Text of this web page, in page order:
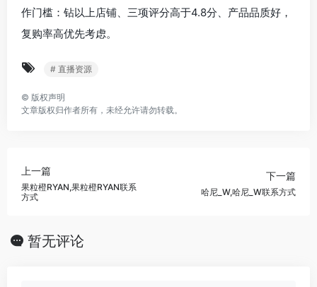
作门槛：钻以上店铺、三项评分高于4.8分、产品品质好，
复购率高优先考虑。
# 直播资源
© 版权声明
文章版权归作者所有，未经允许请勿转载。
上一篇
果粒橙RYAN,果粒橙RYAN联系
方式
下一篇
哈尼_W,哈尼_W联系方式
暂无评论